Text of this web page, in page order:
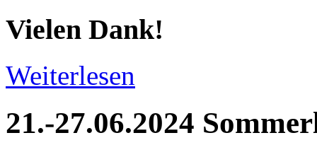
Vielen Dank!
Weiterlesen
21.-27.06.2024